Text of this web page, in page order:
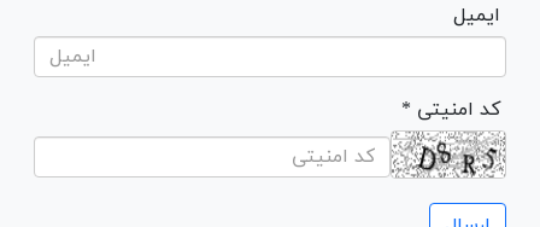
ایمیل
* کد امنیتی